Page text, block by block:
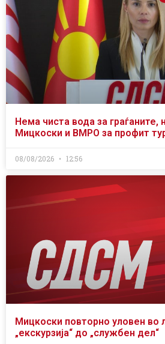
Нема чиста вода за граѓаните,
Мицкоски и ВМРО за профит
08/08/2026 12:56
Мицкоски повторно уловен во
„екскурзија“ до „службен дел“